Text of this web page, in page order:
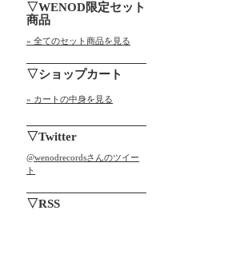
▽WENOD限定セット
商品
» 全てのセット商品を見る
▽ショップカート
» カートの中身を見る
▽Twitter
@wenodrecordsさんのツイー
ト
▽RSS